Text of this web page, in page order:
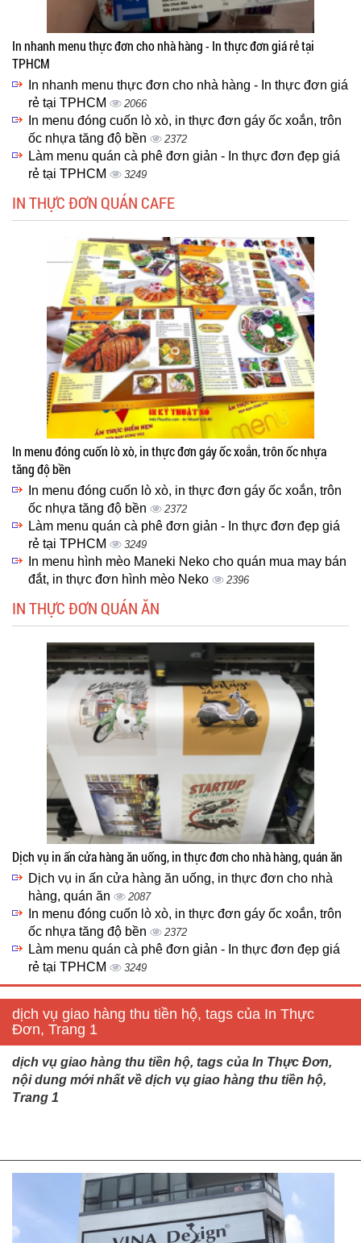
In nhanh menu thực đơn cho nhà hàng - In thực đơn giá rẻ tại
TPHCM
In nhanh menu thực đơn cho nhà hàng - In thực đơn giá
rẻ tại TPHCM
2066
In menu đóng cuốn lò xò, in thực đơn gáy ốc xoắn, trôn
ốc nhựa tăng độ bền
2372
Làm menu quán cà phê đơn giản - In thực đơn đẹp giá
rẻ tại TPHCM
3249
IN THỰC ĐƠN QUÁN CAFE
In menu đóng cuốn lò xò, in thực đơn gáy ốc xoắn, trôn ốc nhựa
tăng độ bền
In menu đóng cuốn lò xò, in thực đơn gáy ốc xoắn, trôn
ốc nhựa tăng độ bền
2372
Làm menu quán cà phê đơn giản - In thực đơn đẹp giá
rẻ tại TPHCM
3249
In menu hình mèo Maneki Neko cho quán mua may bán
đắt, in thực đơn hình mèo Neko
2396
IN THỰC ĐƠN QUÁN ĂN
Dịch vụ in ấn cửa hàng ăn uống, in thực đơn cho nhà hàng, quán ăn
Dịch vụ in ấn cửa hàng ăn uống, in thực đơn cho nhà
hàng, quán ăn
2087
In menu đóng cuốn lò xò, in thực đơn gáy ốc xoắn, trôn
ốc nhựa tăng độ bền
2372
Làm menu quán cà phê đơn giản - In thực đơn đẹp giá
rẻ tại TPHCM
3249
dịch vụ giao hàng thu tiền hộ, tags của In Thực
Đơn, Trang 1
dịch vụ giao hàng thu tiền hộ, tags của In Thực Đơn,
nội dung mới nhất về dịch vụ giao hàng thu tiền hộ,
Trang 1